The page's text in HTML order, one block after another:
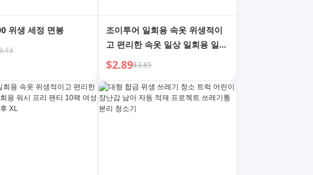
위생 세정 면봉
조이투어 일회용 속옷 위생적이
고 편리한 속옷 일상 일회용 일회
용 팬티 10팩 여성 생리 기간 산
$2.89$3.85